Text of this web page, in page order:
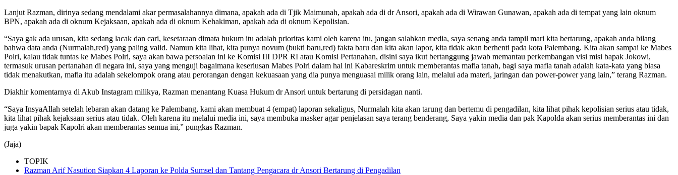
Lanjut Razman, dirinya sedang mendalami akar permasalahannya dimana, apakah ada di Tjik Maimunah, apakah ada di dr Ansori, apakah ada di Wirawan Gunawan, apakah ada di tempat yang lain oknum
BPN, apakah ada di oknum Kejaksaan, apakah ada di oknum Kehakiman, apakah ada di oknum Kepolisian.
“Saya gak ada urusan, kita sedang lacak dan cari, kesetaraan dimata hukum itu adalah prioritas kami oleh karena itu, jangan salahkan media, saya senang anda tampil mari kita bertarung, apakah anda bilang
bahwa data anda (Nurmalah,red) yang paling valid. Namun kita lihat, kita punya novum (bukti baru,red) fakta baru dan kita akan lapor, kita tidak akan berhenti pada kota Palembang. Kita akan sampai ke Mabes
Polri, kalau tidak tuntas ke Mabes Polri, saya akan bawa persoalan ini ke Komisi III DPR RI atau Komisi Pertanahan, disini saya ikut bertanggung jawab memantau perkembangan visi misi bapak Jokowi,
termasuk urusan pertanahan di negara ini, saya yang menguji bagaimana keseriusan Mabes Polri dalam hal ini Kabareskrim untuk memberantas mafia tanah, bagi saya mafia tanah adalah kata-kata yang biasa
tidak menakutkan, mafia itu adalah sekelompok orang atau perorangan dengan kekuasaan yang dia punya menguasai milik orang lain, melalui ada materi, jaringan dan power-power yang lain,” terang Razman.
Diakhir komentarnya di Akub Instagram milikya, Razman menantang Kuasa Hukum dr Ansori untuk bertarung di persidagan nanti.
“Saya InsyaAllah setelah lebaran akan datang ke Palembang, kami akan membuat 4 (empat) laporan sekaligus, Nurmalah kita akan tarung dan bertemu di pengadilan, kita lihat pihak kepolisian serius atau tidak,
kita lihat pihak kejaksaan serius atau tidak. Oleh karena itu melalui media ini, saya membuka masker agar penjelasan saya terang benderang, Saya yakin media dan pak Kapolda akan serius memberantas ini dan
juga yakin bapak Kapolri akan memberantas semua ini,” pungkas Razman.
(Jaja)
TOPIK
Razman Arif Nasution Siapkan 4 Laporan ke Polda Sumsel dan Tantang Pengacara dr Ansori Bertarung di Pengadilan